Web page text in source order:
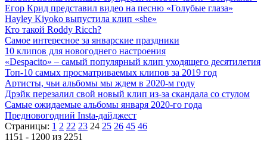
Егор Крид представил видео на песню «Голубые глаза»
Hayley Kiyoko выпустила клип «she»
Кто такой Roddy Ricch?
Самое интересное за январские праздники
10 клипов для новогоднего настроения
«Despacito» – самый популярный клип уходящего десятилетия
Топ-10 самых просматриваемых клипов за 2019 год
Артисты, чьи альбомы мы ждем в 2020-м году
Дрэйк перезалил свой новый клип из-за скандала со стулом
Самые ожидаемые альбомы января 2020-го года
Предновогодний Insta-дайджест
Страницы: 1 2 22 23 24 25 26 45 46
1151 - 1200 из 2251